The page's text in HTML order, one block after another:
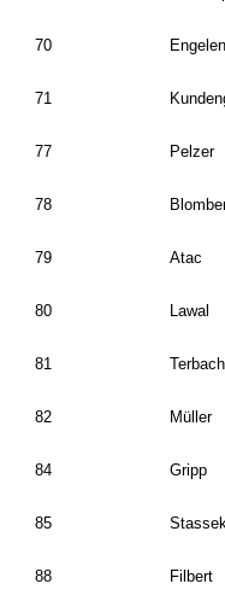
70 Engelen
71
77 Pelzer
78
79 Atac
80 Lawal
81 Terbach
82 Müller
84 Gripp
85
88 Filbert